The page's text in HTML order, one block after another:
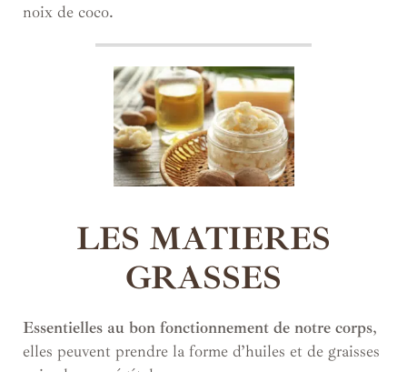
noix de coco.
LES MATIERES
GRASSES
Essentielles au bon fonctionnement de notre corps,
elles peuvent prendre la forme d’huiles et de graisses